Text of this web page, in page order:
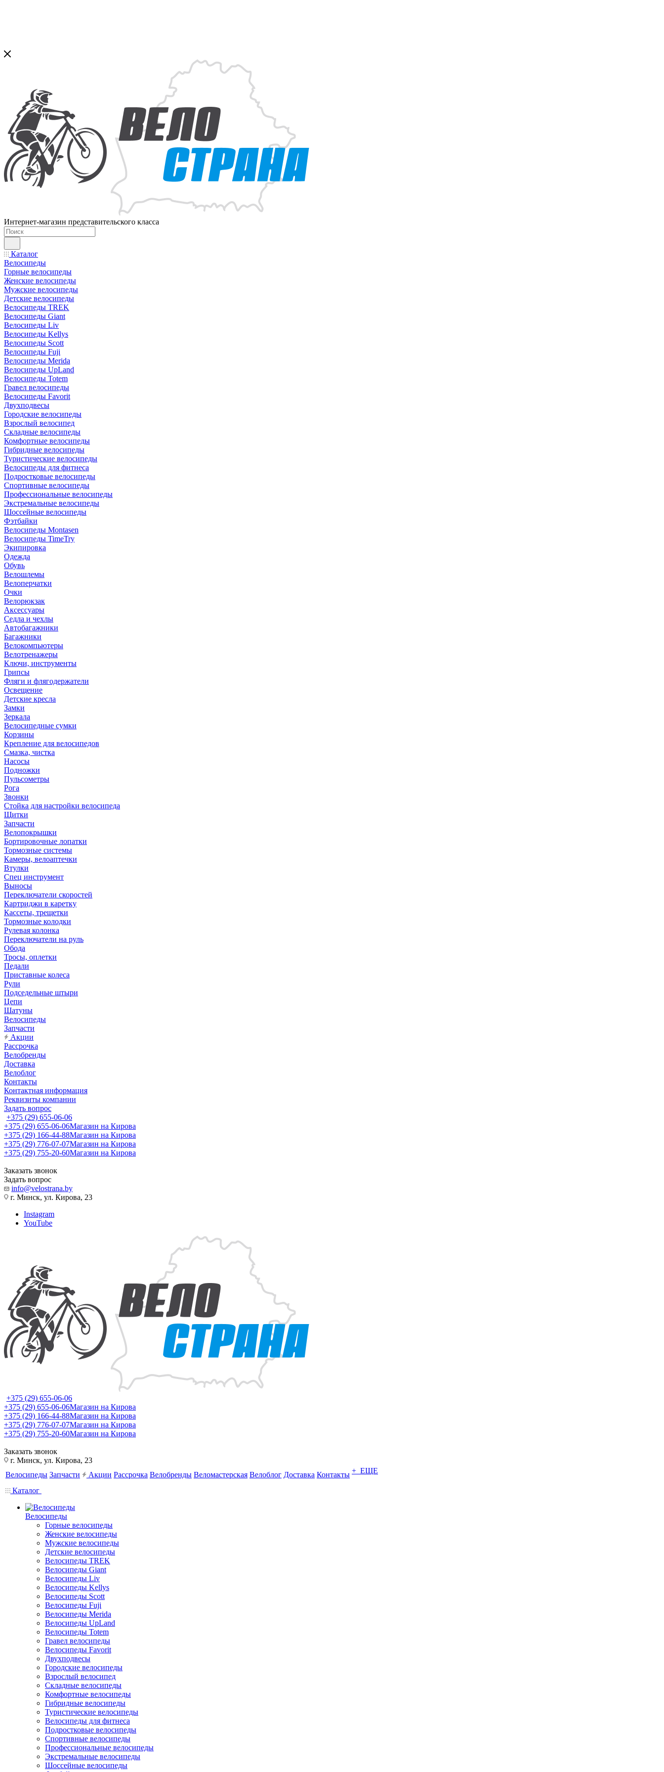
Интернет-магазин представительского класса
Каталог
Велосипеды
Горные велосипеды
Женские велосипеды
Мужские велосипеды
Детские велосипеды
Велосипеды TREK
Велосипеды Giant
Велосипеды Liv
Велосипеды Kellys
Велосипеды Scott
Велосипеды Fuji
Велосипеды Merida
Велосипеды UpLand
Велосипеды Totem
Гравел велосипеды
Велосипеды Favorit
Двухподвесы
Городские велосипеды
Взрослый велосипед
Складные велосипеды
Комфортные велосипеды
Гибридные велосипеды
Туристические велосипеды
Велосипеды для фитнеса
Подростковые велосипеды
Спортивные велосипеды
Профессиональные велосипеды
Экстремальные велосипеды
Шоссейные велосипеды
Фэтбайки
Велосипеды Montasen
Велосипеды TimeTry
Экипировка
Одежда
Обувь
Велошлемы
Велоперчатки
Очки
Велорюкзак
Аксессуары
Седла и чехлы
Автобагажники
Багажники
Велокомпьютеры
Велотренажеры
Ключи, инструменты
Грипсы
Фляги и флягодержатели
Освещение
Детские кресла
Замки
Зеркала
Велосипедные сумки
Корзины
Крепление для велосипедов
Смазка, чистка
Насосы
Подножки
Пульсометры
Рога
Звонки
Стойка для настройки велосипеда
Щитки
Запчасти
Велопокрышки
Бортировочные лопатки
Тормозные системы
Камеры, велоаптечки
Втулки
Спец инструмент
Выносы
Переключатели скоростей
Картриджи в каретку
Кассеты, трещетки
Тормозные колодки
Рулевая колонка
Переключатели на руль
Обода
Тросы, оплетки
Педали
Приставные колеса
Рули
Подседельные штыри
Цепи
Шатуны
Велосипеды
Запчасти
Акции
Рассрочка
Велобренды
Доставка
Велоблог
Контакты
Контактная информация
Реквизиты компании
Задать вопрос
+375 (29) 655-06-06
+375 (29) 655-06-06Магазин на Кирова
+375 (29) 166-44-88Магазин на Кирова
+375 (29) 776-07-07Магазин на Кирова
+375 (29) 755-20-60Магазин на Кирова
Заказать звонок
Задать вопрос
info@velostrana.by
г. Минск, ул. Кирова, 23
Instagram
YouTube
+375 (29) 655-06-06
+375 (29) 655-06-06Магазин на Кирова
+375 (29) 166-44-88Магазин на Кирова
+375 (29) 776-07-07Магазин на Кирова
+375 (29) 755-20-60Магазин на Кирова
Заказать звонок
г. Минск, ул. Кирова, 23
Велосипеды Запчасти Акции Рассрочка Велобренды Веломастерская Велоблог Доставка Контакты + ЕЩЕ
Каталог
Велосипеды
Горные велосипеды
Женские велосипеды
Мужские велосипеды
Детские велосипеды
Велосипеды TREK
Велосипеды Giant
Велосипеды Liv
Велосипеды Kellys
Велосипеды Scott
Велосипеды Fuji
Велосипеды Merida
Велосипеды UpLand
Велосипеды Totem
Гравел велосипеды
Велосипеды Favorit
Двухподвесы
Городские велосипеды
Взрослый велосипед
Складные велосипеды
Комфортные велосипеды
Гибридные велосипеды
Туристические велосипеды
Велосипеды для фитнеса
Подростковые велосипеды
Спортивные велосипеды
Профессиональные велосипеды
Экстремальные велосипеды
Шоссейные велосипеды